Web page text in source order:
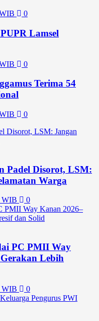
0
Lamsel
0
Terima 54
0
Padel Disorot, LSM:
Warga
WIB 0
PC PMII Way
Lebih
WIB 0